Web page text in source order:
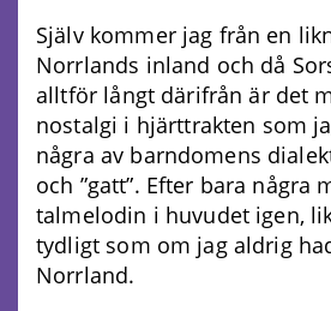
Själv kommer jag från en
Norrlands inland och då
alltför långt därifrån är det
nostalgi i hjärttrakten som
några av barndomens
och ”gatt”. Efter bara några
talmelodin i huvudet igen,
tydligt som om jag aldrig
Norrland.